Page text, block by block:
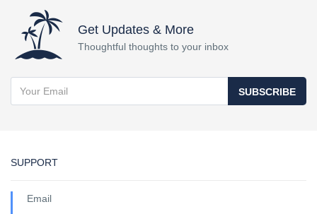
Get Updates & More
Thoughtful thoughts to your inbox
SUBSCRIBE
SUPPORT
Email